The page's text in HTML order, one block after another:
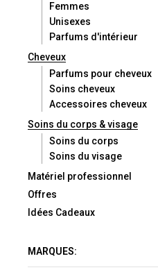
Femmes
Unisexes
Parfums d'intérieur
Cheveux
Parfums pour cheveux
Soins cheveux
Accessoires cheveux
Soins du corps & visage
Soins du corps
Soins du visage
Matériel professionnel
Offres
Idées Cadeaux
MARQUES: